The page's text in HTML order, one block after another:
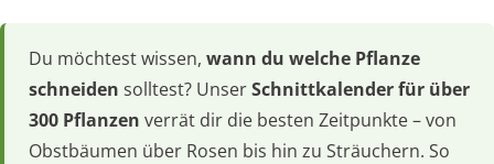
Du möchtest wissen, wann du welche Pflanze
schneiden solltest? UnserSchnittkalender für über
300 Pflanzen verrät dir die besten Zeitpunkte – von
Obstbäumen über Rosen bis hin zu Sträuchern. So